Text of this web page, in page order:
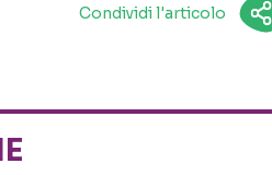
Condividi l'articolo